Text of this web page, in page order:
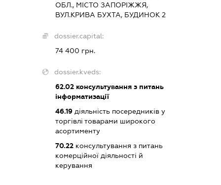
ОБЛ., МІСТО ЗАПОРІЖЖЯ,
ВУЛ.КРИВА БУХТА, БУДИНОК 2
dossier.capital:
74 400 грн.
dossier.kveds:
62.02консультування з питань
інформатизації
46.19діяльність посередників у
торгівлі товарами широкого
асортименту
70.22консультування з питань
комерційної діяльності й
керування